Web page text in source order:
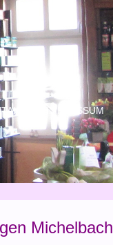
IMPRESSUM
Michelbach